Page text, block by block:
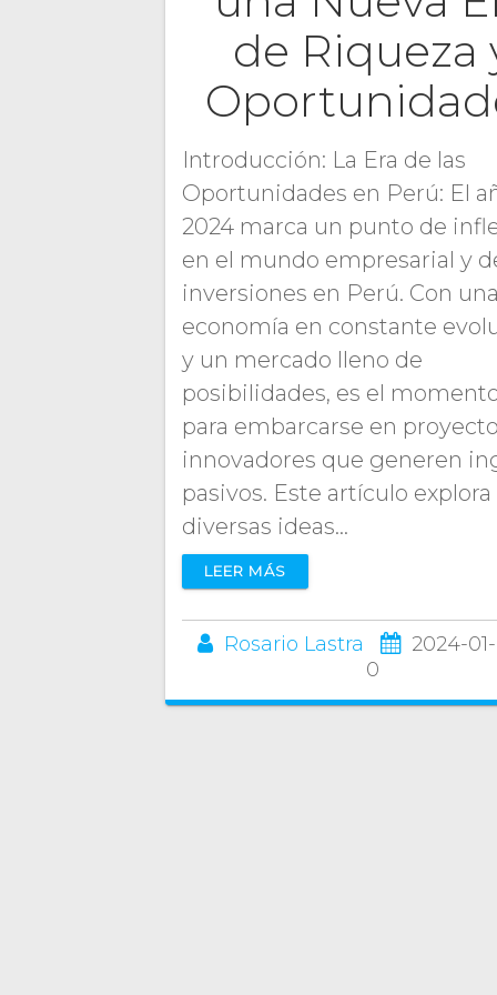
de Riqueza
Introducción: La Era de las
Oportunidades en Perú: El
2024 marca un punto de
en el mundo empresarial y
inversiones en Perú. Con
economía en constante
y un mercado lleno de
posibilidades, es el
para embarcarse en
innovadores que generen
pasivos. Este artículo explora
diversas ideas…
LEER MÁS
Rosario Lastra
2024-
0